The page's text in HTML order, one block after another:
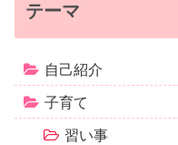
テーマ
自己紹介
子育て
習い事